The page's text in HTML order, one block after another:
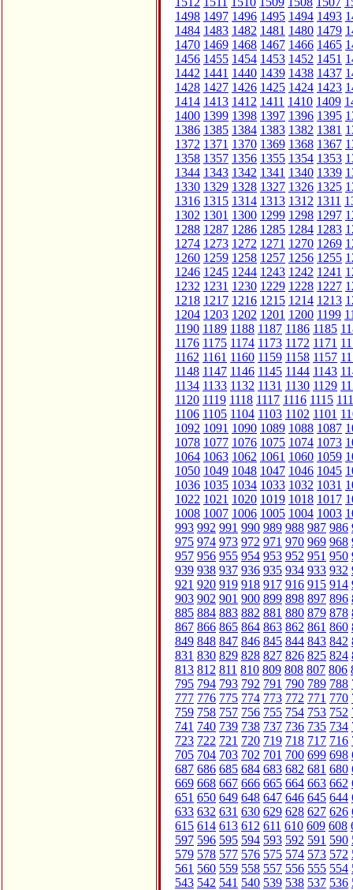
1498 1497 1496 1495 1494 1493
1484 1483 1482 1481 1480 1479
1470 1469 1468 1467 1466 1465
1456 1455 1454 1453 1452 1451
1442 1441 1440 1439 1438 1437
1428 1427 1426 1425 1424 1423
1414 1413 1412 1411 1410 1409
1400 1399 1398 1397 1396 1395
1386 1385 1384 1383 1382 1381
1372 1371 1370 1369 1368 1367
1358 1357 1356 1355 1354 1353
1344 1343 1342 1341 1340 1339
1330 1329 1328 1327 1326 1325
1316 1315 1314 1313 1312 1311
1302 1301 1300 1299 1298 1297
1288 1287 1286 1285 1284 1283
1274 1273 1272 1271 1270 1269
1260 1259 1258 1257 1256 1255
1246 1245 1244 1243 1242 1241
1232 1231 1230 1229 1228 1227
1218 1217 1216 1215 1214 1213
1204 1203 1202 1201 1200 1199
1190 1189 1188 1187 1186 1185
1176 1175 1174 1173 1172 1171
1162 1161 1160 1159 1158 1157
1148 1147 1146 1145 1144 1143
1134 1133 1132 1131 1130 1129
1120 1119 1118 1117 1116 1115
1106 1105 1104 1103 1102 1101
1092 1091 1090 1089 1088 1087
1078 1077 1076 1075 1074 1073
1064 1063 1062 1061 1060 1059
1050 1049 1048 1047 1046 1045
1036 1035 1034 1033 1032 1031
1022 1021 1020 1019 1018 1017
1008 1007 1006 1005 1004 1003
993 992 991 990 989 988 987 986
975 974 973 972 971 970 969 968
957 956 955 954 953 952 951 950
939 938 937 936 935 934 933 932
921 920 919 918 917 916 915 914
903 902 901 900 899 898 897 896
885 884 883 882 881 880 879 878
867 866 865 864 863 862 861 860
849 848 847 846 845 844 843 842
831 830 829 828 827 826 825 824
813 812 811 810 809 808 807 806
795 794 793 792 791 790 789 788
777 776 775 774 773 772 771 770
759 758 757 756 755 754 753 752
741 740 739 738 737 736 735 734
723 722 721 720 719 718 717 716
705 704 703 702 701 700 699 698
687 686 685 684 683 682 681 680
669 668 667 666 665 664 663 662
651 650 649 648 647 646 645 644
633 632 631 630 629 628 627 626
615 614 613 612 611 610 609 608
597 596 595 594 593 592 591 590
579 578 577 576 575 574 573 572
561 560 559 558 557 556 555 554
543 542 541 540 539 538 537 536